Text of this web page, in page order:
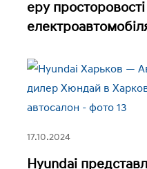
еру
17.10.2024
Hyundai